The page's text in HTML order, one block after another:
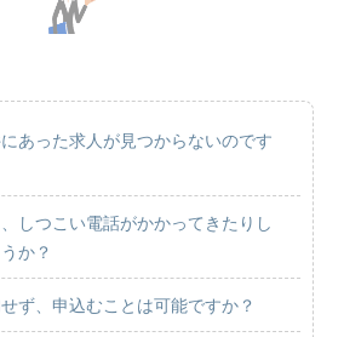
あった求人が見つからないのです
しつこい電話がかかってきたりし
か？
ず、申込むことは可能ですか？